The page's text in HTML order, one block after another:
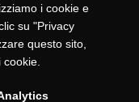
i cookie e
su "Privacy
questo sito,